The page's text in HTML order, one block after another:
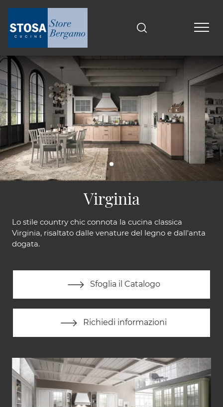
Virginia
Lo stile country chic connota la cucina classica
Virginia, risaltato dalle venature del legno e dall'anta
dogata.
Sfoglia il Catalogo
Richiedi informazioni